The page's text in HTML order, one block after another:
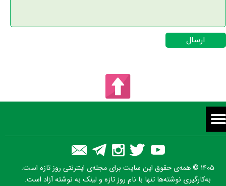
ارسال
۱۴۰۵ © همه‌ی حقوق این سایت برای مجله‌ی اینترنتی روز تازه است.
به‌کارگیری نوشته‌ها تنها با نام روز تازه و لینک به نوشته آزاد است.